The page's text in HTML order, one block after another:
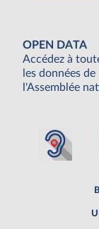
OPEN DATA
Accédez à
les données de
l'Assemblée